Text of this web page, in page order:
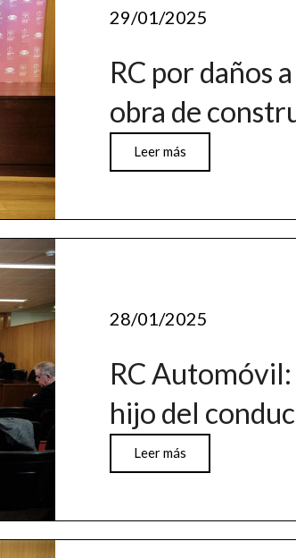
29/01/2025
RC por daños
obra de
Leer más
28/01/2025
RC
hijo del
Leer más